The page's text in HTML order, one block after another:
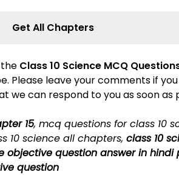
Get All Chapters
Class 10 Science MCQ
Please leave your comments if
we can respond to you as soon as
15, mcq questions for class 10
10 science all chapters, class 10
objective question answer in
question